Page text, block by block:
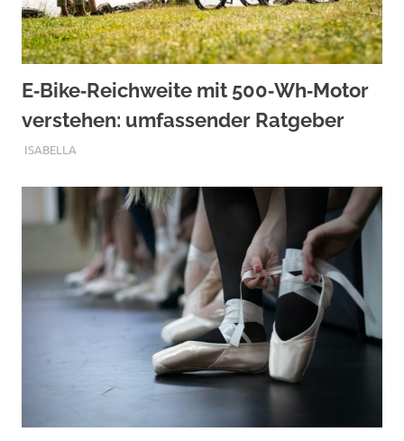
E‑Bike‑Reichweite mit 500‑Wh‑Motor
verstehen: umfassender Ratgeber
SEPTEMBER 10, 2025
ISABELLA